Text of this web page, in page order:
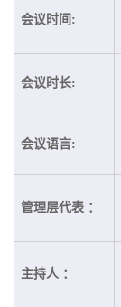
会议时间:
会议时长:
会议语言:
管理层代表 ：
主持人 ：